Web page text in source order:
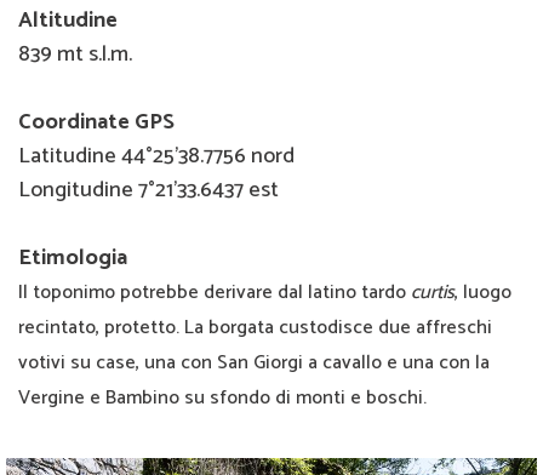
Altitudine
839 mt s.l.m.
Coordinate GPS
Latitudine 44°25'38.7756 nord
Longitudine 7°21'33.6437 est
Etimologia
Il toponimo potrebbe derivare dal latino tardocurtis, luogo
recintato, protetto. La borgata custodisce due affreschi
votivi su case, una con San Giorgi a cavallo e una con la
Vergine e Bambino su sfondo di monti e boschi.